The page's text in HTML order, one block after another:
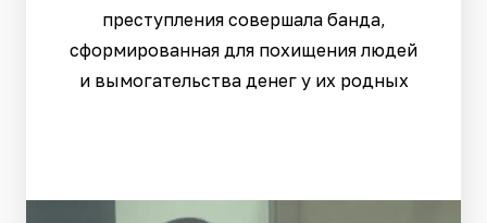
преступления совершала банда,
сформированная для похищения людей
и вымогательства денег у их родных